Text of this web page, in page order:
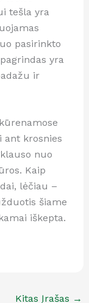
tešla yra
pasirinkto
yra
ir
ant krosnies
nuo
Kaip
lėčiau –
šiame
iškepta.
Kitas Įrašas →